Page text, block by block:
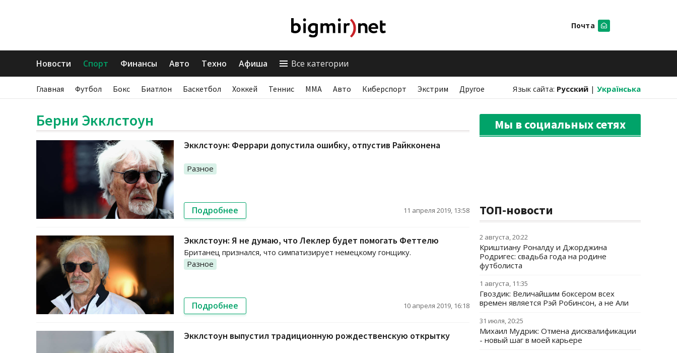
Почта
Новости Спорт Финансы Авто Техно Афиша Все категории
Главная Футбол Бокс Биатлон Баскетбол Хоккей Теннис ММА Авто Киберспорт Экстрим Другое Язык сайта: Русский | Українська
Берни Экклстоун
Экклстоун: Феррари допустила ошибку, отпустив Райкконена
Разное
Подробнее 11 апреля 2019, 13:58
Экклстоун: Я не думаю, что Леклер будет помогать Феттелю
Британец признался, что симпатизирует немецкому гонщику.
Разное
Подробнее 10 апреля 2019, 16:18
Экклстоун выпустил традиционную рождественскую открытку
Мы в социальных сетях
ТОП-новости
2 августа, 20:22
Криштиану Роналду и Джорджина
Родригес: свадьба года на родине
футболиста
1 августа, 11:35
Гвоздик: Величайшим боксером всех
времен является Рэй Робинсон, а не Али
31 июля, 20:25
Михаил Мудрик: Отмена дисквалификации
- новый шаг в моей карьере